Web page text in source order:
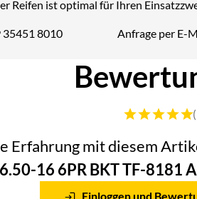
Reifen ist optimal für Ihren
Telefon:
35451 8010 Anfrage per E-
Bewertung: 5
Erfahrung mit diesem
16 6PR BKT TF-8181
Einloggen und